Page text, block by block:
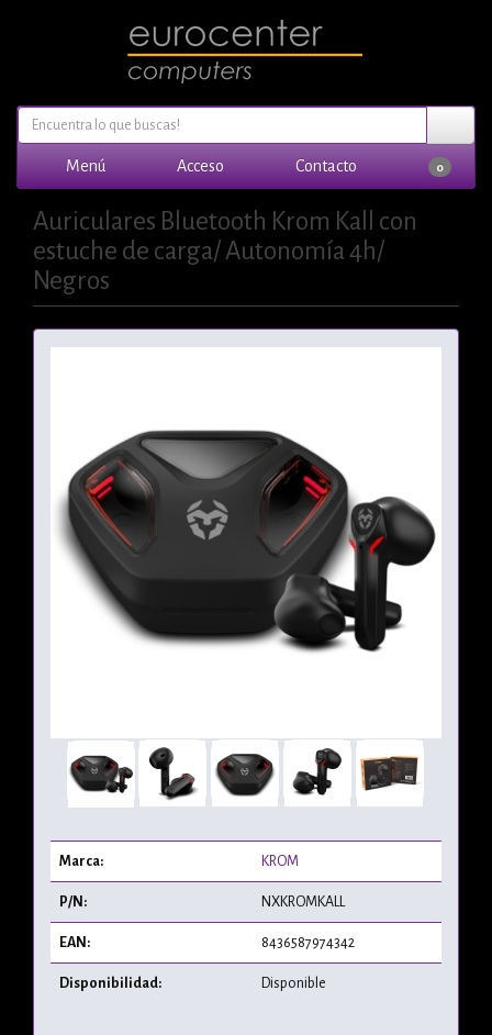
Menú Acceso Contacto 0
Auriculares Bluetooth Krom Kall con
estuche de carga/ Autonomía 4h/
Negros
Marca: KROM
P/N: NXKROMKALL
EAN: 8436587974342
Disponibilidad: Disponible